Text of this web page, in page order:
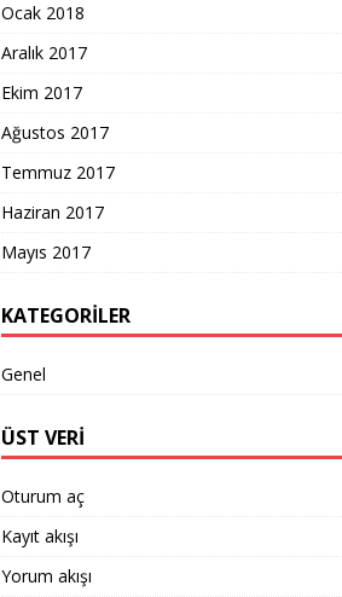
Ocak 2018
Aralık 2017
Ekim 2017
Ağustos 2017
Temmuz 2017
Haziran 2017
Mayıs 2017
KATEGORILER
Genel
ÜST VERI
Oturum aç
Kayıt akışı
Yorum akışı